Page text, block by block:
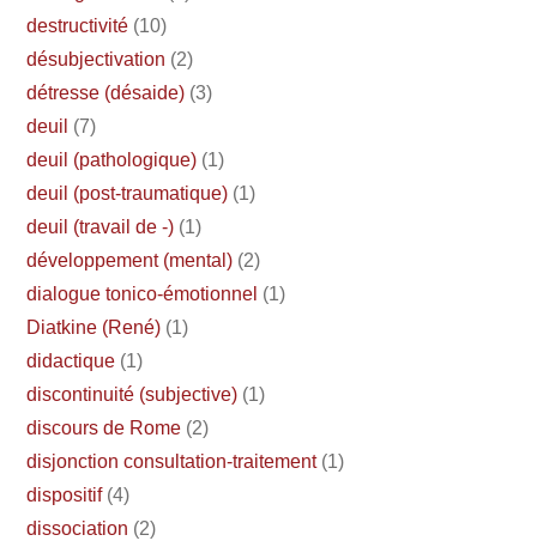
destructivité (10)
désubjectivation (2)
détresse (désaide) (3)
deuil (7)
deuil (pathologique) (1)
deuil (post-traumatique) (1)
deuil (travail de -) (1)
développement (mental) (2)
dialogue tonico-émotionnel (1)
Diatkine (René) (1)
didactique (1)
discontinuité (subjective) (1)
discours de Rome (2)
disjonction consultation-traitement (1)
dispositif (4)
dissociation (2)